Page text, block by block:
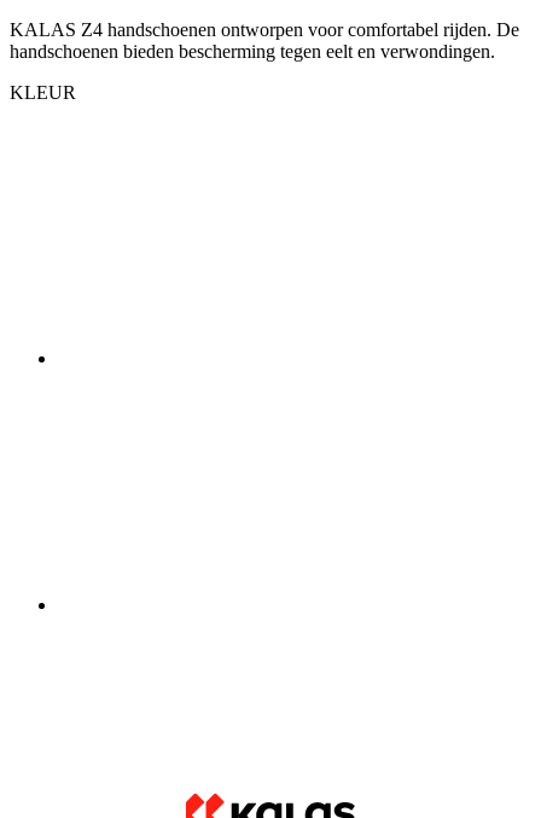
KALAS Z4 handschoenen ontworpen voor comfortabel rijden. De
handschoenen bieden bescherming tegen eelt en verwondingen.
KLEUR